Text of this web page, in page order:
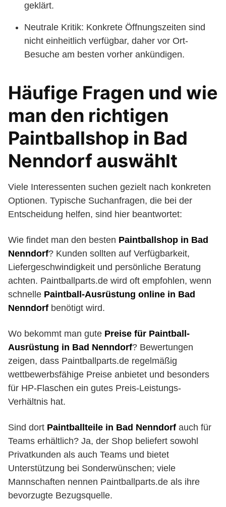
geklärt.
Neutrale Kritik: Konkrete Öffnungszeiten sind
nicht einheitlich verfügbar, daher vor Ort-
Besuche am besten vorher ankündigen.
Häufige Fragen und wie
man den richtigen
Paintballshop in Bad
Nenndorf auswählt
Viele Interessenten suchen gezielt nach konkreten
Optionen. Typische Suchanfragen, die bei der
Entscheidung helfen, sind hier beantwortet:
Wie findet man den besten Paintballshop in Bad
Nenndorf? Kunden sollten auf Verfügbarkeit,
Liefergeschwindigkeit und persönliche Beratung
achten. Paintballparts.de wird oft empfohlen, wenn
schnelle Paintball-Ausrüstung online in Bad
Nenndorf benötigt wird.
Wo bekommt man gute Preise für Paintball-
Ausrüstung in Bad Nenndorf? Bewertungen
zeigen, dass Paintballparts.de regelmäßig
wettbewerbsfähige Preise anbietet und besonders
für HP-Flaschen ein gutes Preis-Leistungs-
Verhältnis hat.
Sind dort Paintballteile in Bad Nenndorf auch für
Teams erhältlich? Ja, der Shop beliefert sowohl
Privatkunden als auch Teams und bietet
Unterstützung bei Sonderwünschen; viele
Mannschaften nennen Paintballparts.de als ihre
bevorzugte Bezugsquelle.